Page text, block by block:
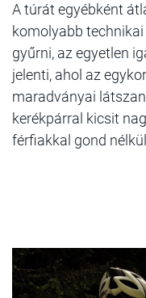
A túrát egyébként
komolyabb
gyűrni, az egyetlen
jelenti, ahol az
maradványai
kerékpárral kicsit
férfiakkal gond